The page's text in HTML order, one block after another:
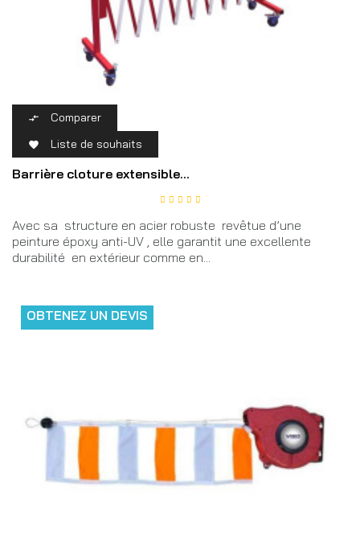
 Comparer
 Liste de souhaits
Barrière cloture extensible...
Avec sa structure en acier robuste revêtue d’une
peinture époxy anti-UV , elle garantit une excellente
durabilité en extérieur comme en...
OBTENEZ UN DEVIS